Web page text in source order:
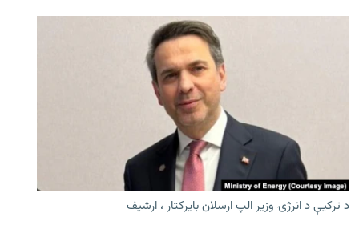
د ترکیې د انرژۍ وزیر الپ ارسلان بایرکتار ، ارشیف